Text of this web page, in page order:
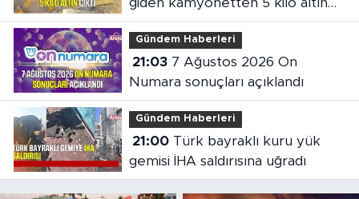
giden kamyonetten 5 kilo altın
çıktı
Gündem Haberleri
21:037 Ağustos 2026 On
Numara sonuçları açıklandı
Gündem Haberleri
21:00Türk bayraklı kuru yük
gemisi İHA saldırısına uğradı